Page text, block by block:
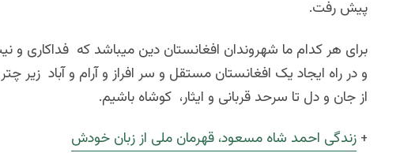
پیش رفت.
برای هر کدام ما شهروندان افغانستان دین میباشد که فداکاری و
و در راه ایجاد یک افغانستان مستقل و سر افراز و آرام و آباد
از جان و دل تا سرحد قربانی و ایثار، کوشاه باشیم.
+ زندگی احمد شاه مسعود، قهرمان ملی از زبان خودش